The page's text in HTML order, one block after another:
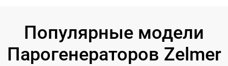
Популярные модели
Парогенераторов Zelmer